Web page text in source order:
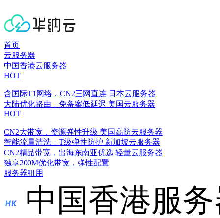
首页
云服务器
中国香港云服务器
HOT
含国际T1网络，CN2三网直连 日本云服务器
大陆优化路由，免备案低延迟 美国云服务器
HOT
CN2大带宽，资源弹性升级 美国高防云服务器
智能流量清洗，T级弹性防护 新加坡云服务器
CN2精品带宽，出海东南亚优选 轻量云服务器
独享200M优化带宽，弹性配置
服务器租用
中国香港服